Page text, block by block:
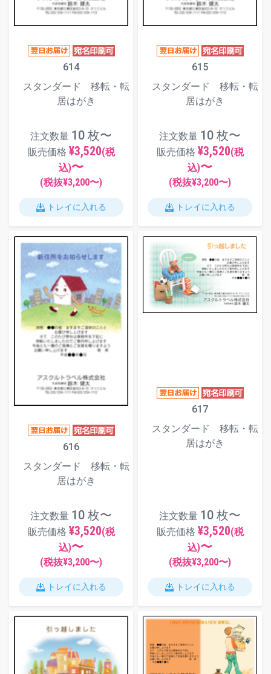
614
スタンダード 移転・転
居はがき
注文数量 10 枚〜
販売価格 ¥3,520(税
込)〜
(税抜¥3,200〜)
トレイに入れる
615
スタンダード 移転・転
居はがき
注文数量 10 枚〜
販売価格 ¥3,520(税
込)〜
(税抜¥3,200〜)
トレイに入れる
616
スタンダード 移転・転
居はがき
注文数量 10 枚〜
販売価格 ¥3,520(税
込)〜
(税抜¥3,200〜)
トレイに入れる
617
スタンダード 移転・転
居はがき
注文数量 10 枚〜
販売価格 ¥3,520(税
込)〜
(税抜¥3,200〜)
トレイに入れる